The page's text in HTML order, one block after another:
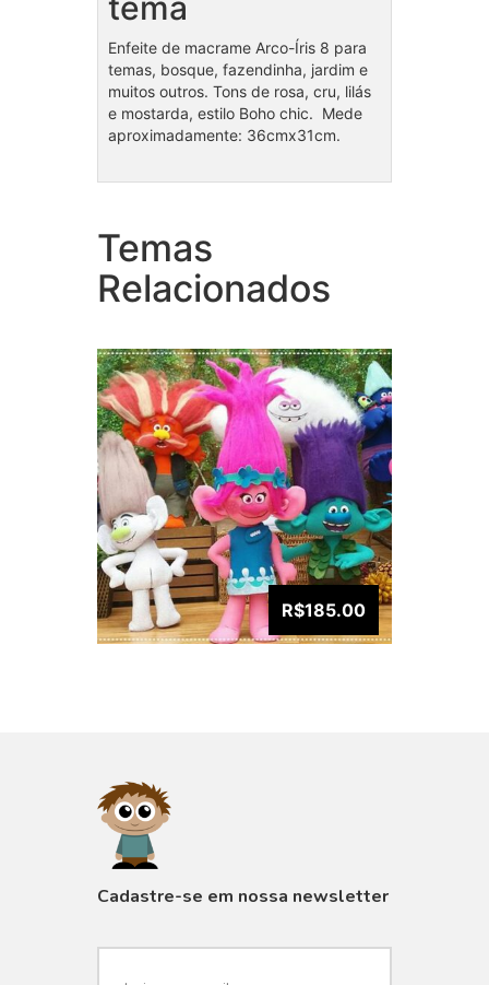
tema
Enfeite de macrame Arco-Íris 8 para
temas, bosque, fazendinha, jardim e
muitos outros. Tons de rosa, cru, lilás
e mostarda, estilo Boho chic. Mede
aproximadamente: 36cmx31cm.
Temas
Relacionados
Coleção Trolls
R$185.00
Cadastre-se em nossa newsletter